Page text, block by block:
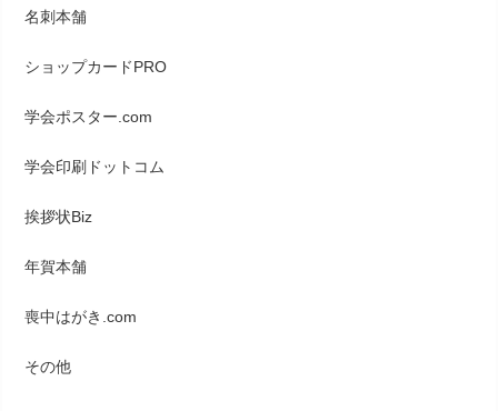
名刺本舗
ショップカードPRO
学会ポスター.com
学会印刷ドットコム
挨拶状Biz
年賀本舗
喪中はがき.com
その他